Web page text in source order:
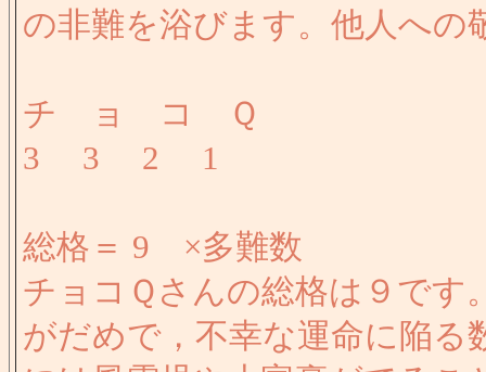
の非難を浴びます。他人への
チ ョ コ Ｑ
3 3 2 1
総格＝ 9 ×多難数
チョコＱさんの総格は９で
がだめで，不幸な運命に陥る